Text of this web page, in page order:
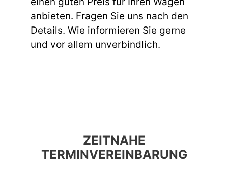
anbieten. Fragen Sie uns nach den
Details. Wie informieren Sie gerne
und vor allem unverbindlich.
ZEITNAHE
TERMINVEREINBARUNG